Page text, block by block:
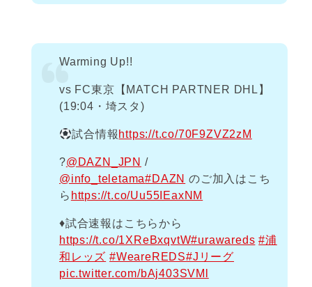
Warming Up!!
vs FC東京【MATCH PARTNER DHL】
(19:04・埼スタ)
試合情報 https://t.co/70F9ZVZ2zM
?@DAZN_JPN /
@info_teletama#DAZN のご加入はこち
ら https://t.co/Uu55IEaxNM
♦️試合速報はこちらから
https://t.co/1XReBxqvtW#urawareds #浦
和レッズ #WeareREDS#Jリーグ
pic.twitter.com/bAj403SVMl